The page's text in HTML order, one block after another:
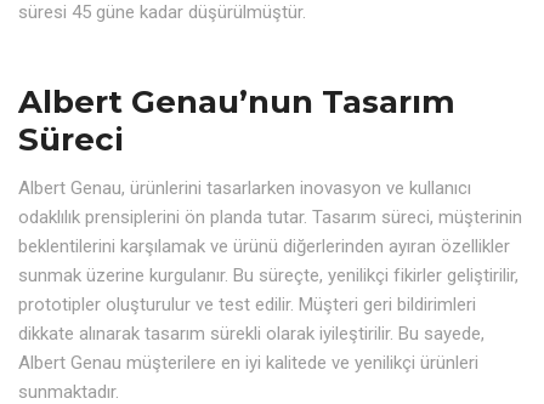
süresi 45 güne kadar düşürülmüştür.
Albert Genau’nun Tasarım
Süreci
Albert Genau, ürünlerini tasarlarken inovasyon ve kullanıcı
odaklılık prensiplerini ön planda tutar. Tasarım süreci, müşterinin
beklentilerini karşılamak ve ürünü diğerlerinden ayıran özellikler
sunmak üzerine kurgulanır. Bu süreçte, yenilikçi fikirler geliştirilir,
prototipler oluşturulur ve test edilir. Müşteri geri bildirimleri
dikkate alınarak tasarım sürekli olarak iyileştirilir. Bu sayede,
Albert Genau müşterilere en iyi kalitede ve yenilikçi ürünleri
sunmaktadır.